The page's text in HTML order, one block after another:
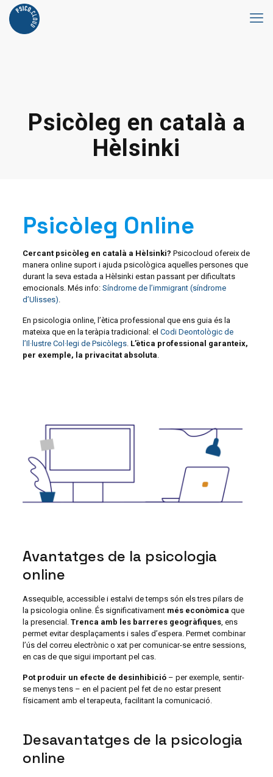
Psicòleg en català a
Hèlsinki
Psicòleg Online
Cercant psicòleg en català a Hèlsinki? Psicocloud ofereix de
manera online suport i ajuda psicològica aquelles persones que
durant la seva estada a Hèlsinki estan passant per dificultats
emocionals. Més info: Síndrome de l’immigrant (síndrome
d’Ulisses).
En psicologia online, l’ètica professional que ens guia és la
mateixa que en la teràpia tradicional: el Codi Deontològic de
l’Il·lustre Col·legi de Psicòlegs. L’ètica professional garanteix,
per exemple, la privacitat absoluta.
Avantatges de la psicologia
online
Assequible, accessible i estalvi de temps són els tres pilars de
la psicologia online. És significativament més econòmica que
la presencial. Trenca amb les barreres geogràfiques, ens
permet evitar desplaçaments i sales d’espera. Permet combinar
l’ús del correu electrònic o xat per comunicar-se entre sessions,
en cas de que sigui important pel cas.
Pot produir un efecte de desinhibició– per exemple, sentir-
se menys tens – en el pacient pel fet de no estar present
físicament amb el terapeuta, facilitant la comunicació.
Desavantatges de la psicologia
online